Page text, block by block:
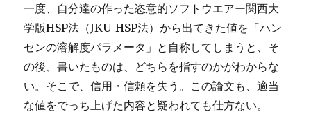
一度、自分達の作った恣意的ソフトウエアー関西大
学版HSP法（JKU-HSP法）から出てきた値を「ハン
センの溶解度パラメータ」と自称してしまうと、そ
の後、書いたものは、どちらを指すのかがわからな
い。そこで、信用・信頼を失う。この論文も、適当
な値をでっち上げた内容と疑われても仕方ない。